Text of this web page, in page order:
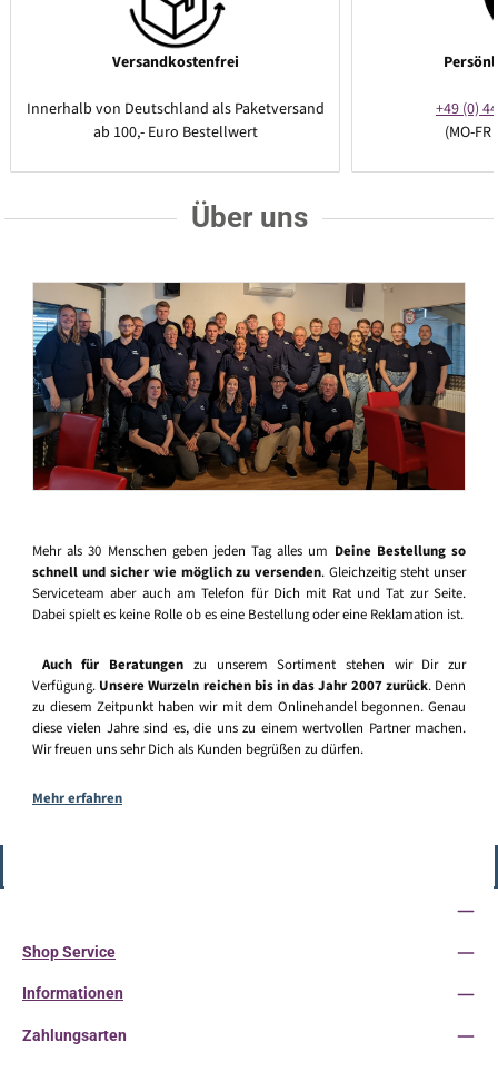
Versandkostenfrei
Innerhalb von Deutschland als Paketversand
ab 100,- Euro Bestellwert
+49 (0)
(MO-
Über uns
Mehr als 30 Menschen geben jeden Tag alles um Deine Bestellung so
schnell und sicher wie möglich zu versenden. Gleichzeitig steht unser
Serviceteam aber auch am Telefon für Dich mit Rat und Tat zur Seite.
Dabei spielt es keine Rolle ob es eine Bestellung oder eine Reklamation ist.
Auch für Beratungen zu unserem Sortiment stehen wir Dir zur
Verfügung. Unsere Wurzeln reichen bis in das Jahr 2007 zurück. Denn
zu diesem Zeitpunkt haben wir mit dem Onlinehandel begonnen. Genau
diese vielen Jahre sind es, die uns zu einem wertvollen Partner machen.
Wir freuen uns sehr Dich als Kunden begrüßen zu dürfen.
Mehr erfahren
Shop Service
Informationen
Zahlungsarten